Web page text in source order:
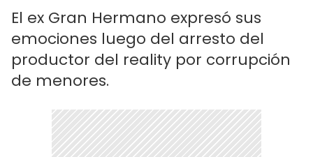
El ex Gran Hermano expresó sus
emociones luego del arresto del
productor del reality por corrupción
de menores.